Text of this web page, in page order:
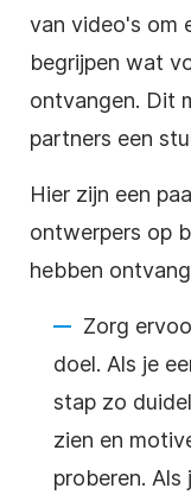
van video's om
begrijpen wat
ontvangen. Dit
partners een
Hier zijn een
ontwerpers op
hebben
Zorg
doel. Als je
stap zo
zien en
proberen.